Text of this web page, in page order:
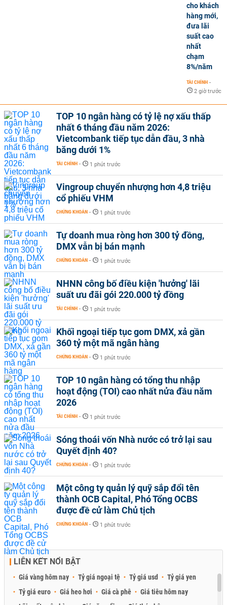
cho khách
hàng mới,
đưa lãi
suất cao
nhất
chạm
8%/năm
TÀI CHÍNH -
2 giờ trước
TOP 10 ngân hàng có tỷ lệ nợ xấu thấp
nhất 6 tháng đầu năm 2026:
Vietcombank tiếp tục dẫn đầu, 3 nhà
băng dưới 1%
TÀI CHÍNH - 1 phút trước
Vingroup chuyển nhượng hơn 4,8 triệu
cổ phiếu VHM
CHỨNG KHOÁN - 1 phút trước
Tự doanh mua ròng hơn 300 tỷ đồng,
DMX vẫn bị bán mạnh
CHỨNG KHOÁN - 1 phút trước
NHNN công bố điều kiện 'hưởng' lãi
suất ưu đãi gói 220.000 tỷ đồng
TÀI CHÍNH - 1 phút trước
Khối ngoại tiếp tục gom DMX, xả gần
360 tỷ một mã ngân hàng
CHỨNG KHOÁN - 1 phút trước
TOP 10 ngân hàng có tổng thu nhập
hoạt động (TOI) cao nhất nửa đầu năm
2026
TÀI CHÍNH - 1 phút trước
Sóng thoái vốn Nhà nước có trở lại sau
Quyết định 40?
CHỨNG KHOÁN - 1 phút trước
Một công ty quản lý quỹ sắp đổi tên
thành OCB Capital, Phó Tổng OCBS
được đề cử làm Chủ tịch
CHỨNG KHOÁN - 1 phút trước
LIÊN KẾT NỔI BẬT
Giá vàng hôm nay Tỷ giá ngoại tệ Tỷ giá usd
Tỷ giá yen
Tỷ giá euro
Giá heo hơi Giá cà phê
Giá tiêu hôm nay